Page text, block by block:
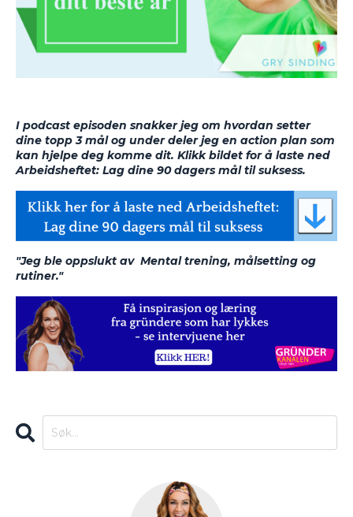
I podcast episoden snakker jeg om hvordan setter
dine topp 3 mål og under deler jeg en action plan som
kan hjelpe deg komme dit. Klikk bildet for å laste ned
Arbeidsheftet: Lag dine 90 dagers mål til suksess.
"Jeg ble oppslukt av Mental trening, målsetting og
rutiner."